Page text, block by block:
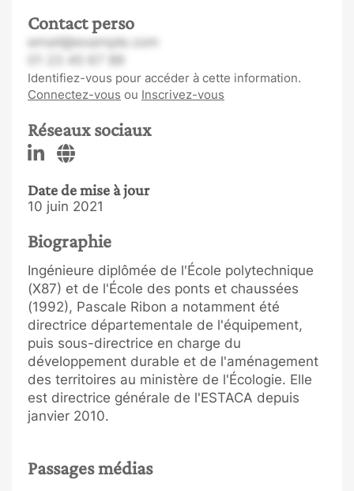
Contact perso
email@example.com
Identifiez-vous pour accéder à cette information.
Connectez-vous ou Inscrivez-vous
Réseaux sociaux
Date de mise à jour
10 juin 2021
Biographie
Ingénieure diplômée de l'École polytechnique
(X87) et de l'École des ponts et chaussées
(1992), Pascale Ribon a notamment été
directrice départementale de l'équipement,
puis sous-directrice en charge du
développement durable et de l'aménagement
des territoires au ministère de l'Écologie. Elle
est directrice générale de l'ESTACA depuis
janvier 2010.
Passages médias